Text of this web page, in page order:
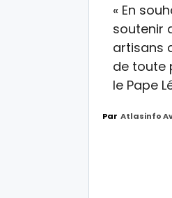
« En
soutenir
artisans
de toute
le Pape
Par Atlasinfo